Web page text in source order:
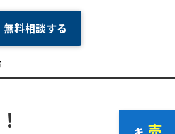
無料相談する